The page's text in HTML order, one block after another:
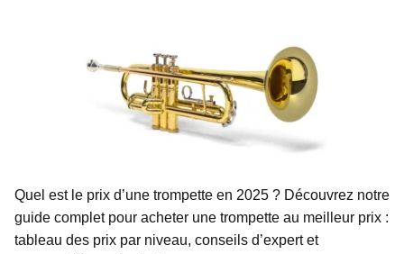
Quel est le prix d’une trompette en 2025 ? Découvrez notre
guide complet pour acheter une trompette au meilleur prix :
tableau des prix par niveau, conseils d’expert et